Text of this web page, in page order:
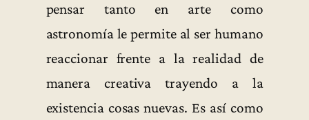
pensar tanto en arte como
astronomía le permite al ser humano
reaccionar frente a la realidad de
manera creativa trayendo a la
existencia cosas nuevas. Es así como